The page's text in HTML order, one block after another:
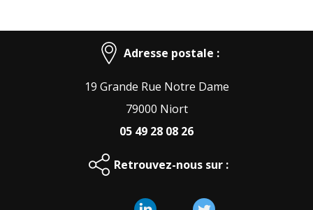
Adresse postale :
19 Grande Rue Notre Dame
79000 Niort
05 49 28 08 26
Retrouvez-nous sur :